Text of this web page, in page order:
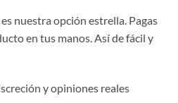
nuestra opción estrella. Pagas
en tus manos. Así de fácil y
y opiniones reales